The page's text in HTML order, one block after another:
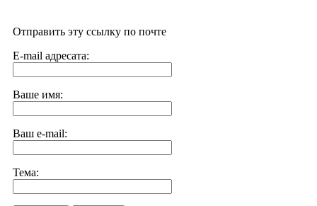
Отправить эту ссылку по почте
E-mail адресата:
Ваше имя:
Ваш e-mail:
Тема: